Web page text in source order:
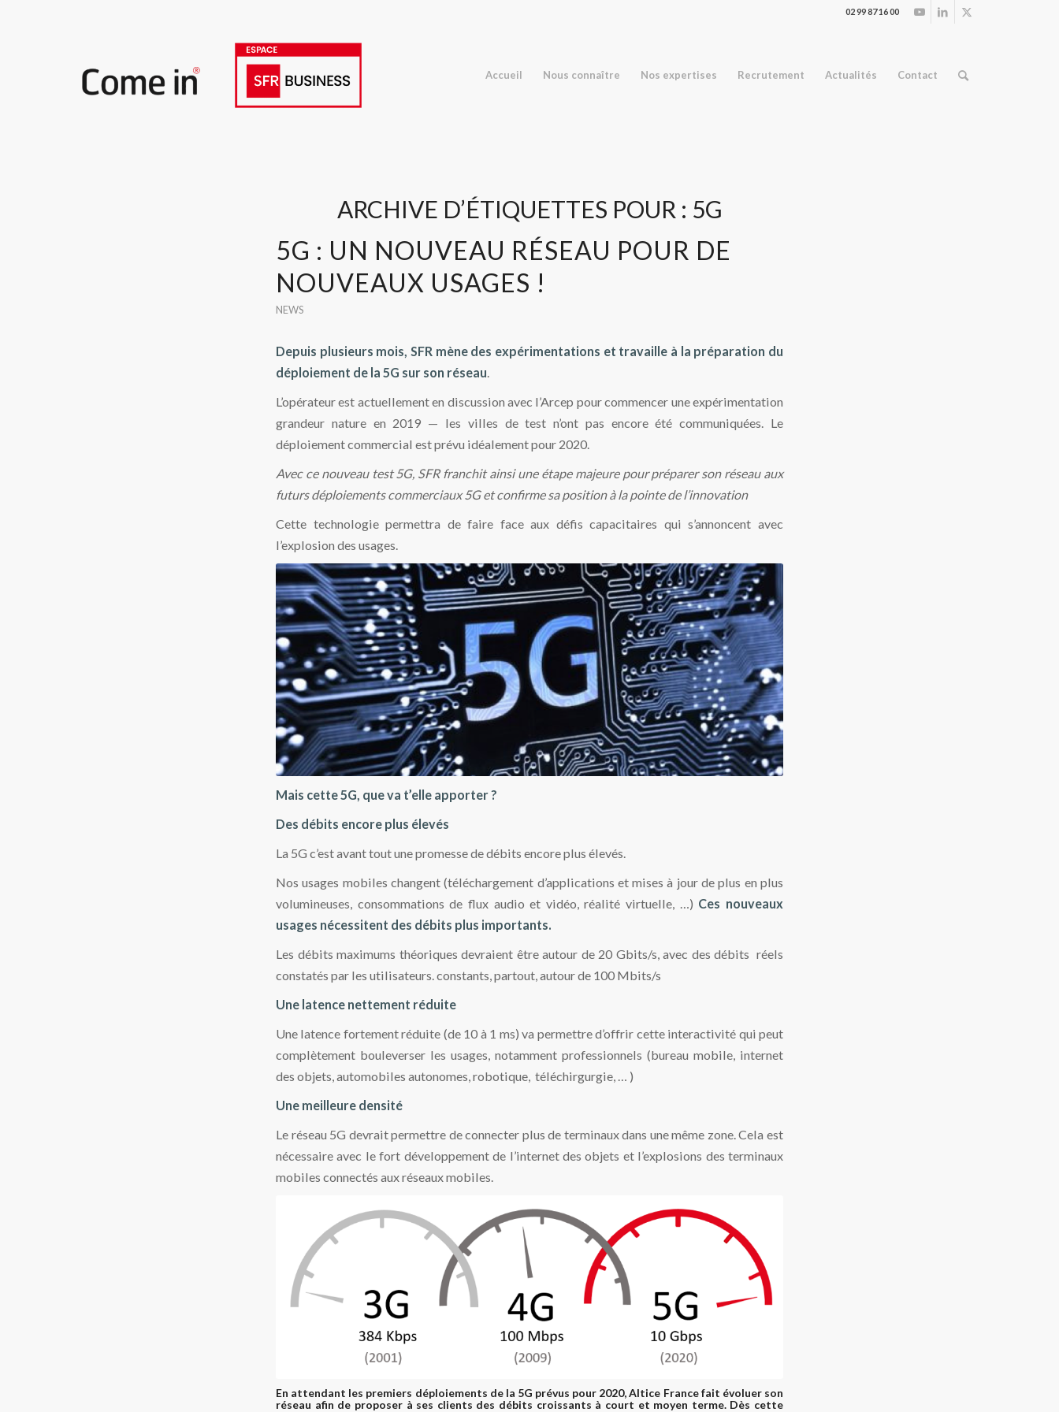
02 99 87 16 00
Accueil Nous connaître Nos expertises Recrutement Actualités Contact
ARCHIVE D’ÉTIQUETTES POUR : 5G
5G : UN NOUVEAU RÉSEAU POUR DE
NOUVEAUX USAGES !
NEWS
Depuis plusieurs mois, SFR mène des expérimentations et travaille à la préparation du
déploiement de la 5G sur son réseau.
L’opérateur est actuellement en discussion avec l’Arcep pour commencer une expérimentation
grandeur nature en 2019 — les villes de test n’ont pas encore été communiquées. Le
déploiement commercial est prévu idéalement pour 2020.
Avec ce nouveau test 5G, SFR franchit ainsi une étape majeure pour préparer son réseau aux
futurs déploiements commerciaux 5G et confirme sa position à la pointe de l’innovation
Cette technologie permettra de faire face aux défis capacitaires qui s’annoncent avec
l’explosion des usages.
Mais cette 5G, que va t’elle apporter ?
Des débits encore plus élevés
La 5G c’est avant tout une promesse de débits encore plus élevés.
Nos usages mobiles changent (téléchargement d’applications et mises à jour de plus en plus
volumineuses, consommations de flux audio et vidéo, réalité virtuelle, …) Ces nouveaux
usages nécessitent des débits plus importants.
Les débits maximums théoriques devraient être autour de 20 Gbits/s, avec des débits réels
constatés par les utilisateurs. constants, partout, autour de 100 Mbits/s
Une latence nettement réduite
Une latence fortement réduite (de 10 à 1 ms) va permettre d’offrir cette interactivité qui peut
complètement bouleverser les usages, notamment professionnels (bureau mobile, internet
des objets, automobiles autonomes, robotique, téléchirgurgie, … )
Une meilleure densité
Le réseau 5G devrait permettre de connecter plus de terminaux dans une même zone. Cela est
nécessaire avec le fort développement de l’internet des objets et l’explosions des terminaux
mobiles connectés aux réseaux mobiles.
En attendant les premiers déploiements de la 5G prévus pour 2020, Altice France fait évoluer son
réseau afin de proposer à ses clients des débits croissants à court et moyen terme. Dès cette